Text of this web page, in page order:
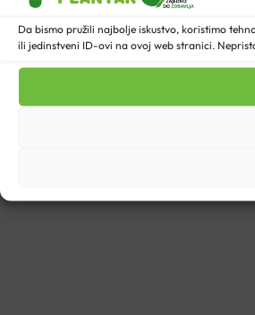
Da bismo pružili najbolje iskustvo, koristimo
ili jedinstveni ID-ovi na ovoj web stranici.